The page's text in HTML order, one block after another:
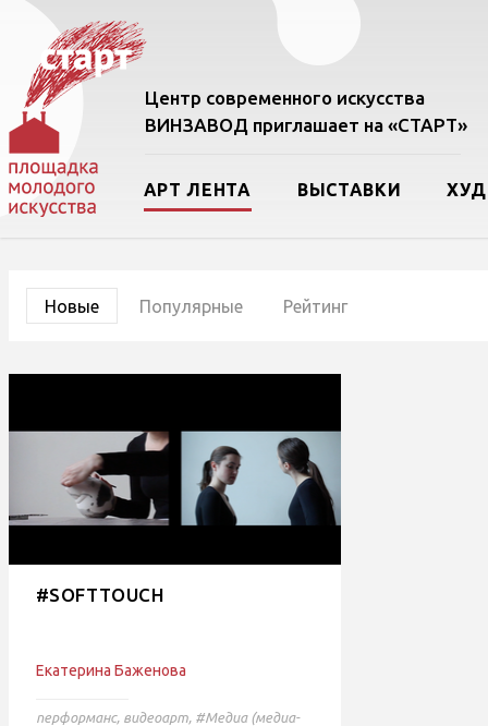
Центр современного искусства
ВИНЗАВОД приглашает на «СТАРТ»
АРТ ЛЕНТА ВЫСТАВКИ
Новые Популярные Рейтинг
#SOFTTOUCH
Екатерина Баженова
перформанс, видеоарт, #Медиа (медиа-